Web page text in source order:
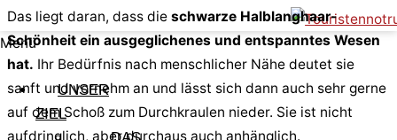
Menü
UNSER
ZIEL
Das liegt daran, dass die schwarze Halblanghaar-
Schönheit ein ausgeglichenes und entspanntes Wesen
hat. Ihr Bedürfnis nach menschlicher Nähe deutet sie
sanft und vornehm an und lässt sich dann auch sehr gerne
auf dem Schoß zum Durchkraulen nieder. Sie ist nicht
aufdringlich, aber durchaus auch anhänglich.